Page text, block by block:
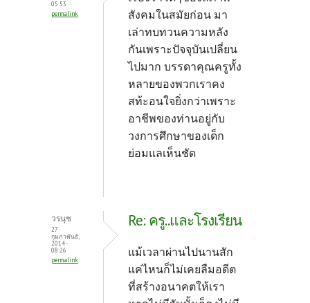
05:53
permalink
สังคมในสมัยก่อน มา
เล่าทบทวนความหลัง
กันเพราะปัจจุบันเปลี่ยน
ไปมาก บรรดาคุณครูทั้ง
หลายของพวกเราคง
สท้ะอนใจยิ่งกว่าเพราะ
อาชีพของท่านอยู่กับ
วงการศึกษาของเด็ก
ย่อมแลเห็นชัด
วรนุช
27
กุมภาพันธ์,
2014 -
08:26
permalink
Re: ครู..และโรงเรียน
แม้เวลาผ่านไปนานสัก
แค่ไหนก็ไม่เคยลืมอดีต
ที่สร้างอนาคตให้เรา